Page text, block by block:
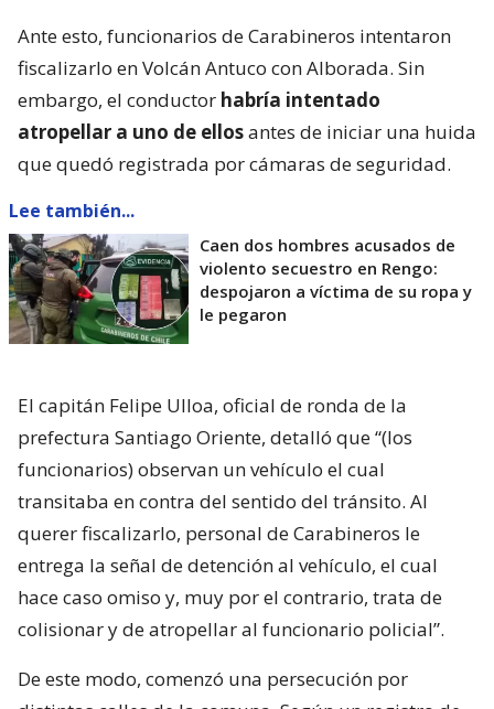
Ante esto, funcionarios de Carabineros intentaron
fiscalizarlo en Volcán Antuco con Alborada. Sin
embargo, el conductor habría intentado
atropellar a uno de ellosantes de iniciar una huida
que quedó registrada por cámaras de seguridad.
Lee también...
Caen dos hombres acusados de
violento secuestro en Rengo:
despojaron a víctima de su ropa y
le pegaron
El capitán Felipe Ulloa, oficial de ronda de la
prefectura Santiago Oriente, detalló que “(los
funcionarios) observan un vehículo el cual
transitaba en contra del sentido del tránsito. Al
querer fiscalizarlo, personal de Carabineros le
entrega la señal de detención al vehículo, el cual
hace caso omiso y, muy por el contrario, trata de
colisionar y de atropellar al funcionario policial”.
De este modo, comenzó una persecución por